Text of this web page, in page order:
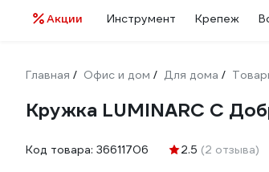
Акции Инструмент Крепеж
Главная / Офис и дом / Для дома /
Кружка LUMINARC С
Код товара: 36611706 2.5 (2 отзыва)